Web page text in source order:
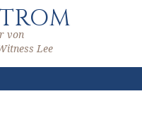
von
Lee